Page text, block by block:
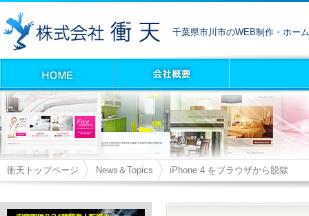
千葉県市川市のWEB制作・ホー
衝天トップページ News＆Topics iPhone 4 をブラウザから脱獄